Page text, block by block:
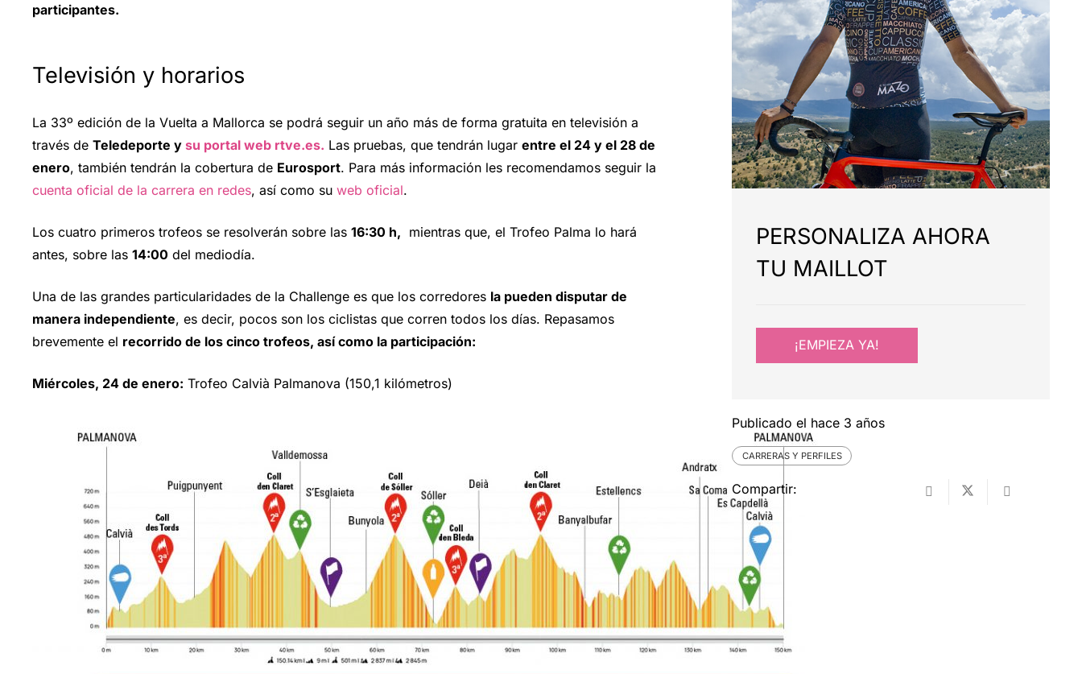
participantes.
Televisión y horarios
La 33º edición de la Vuelta a Mallorca se podrá seguir un año más de forma gratuita en televisión a
través de Teledeporte y su portal web rtve.es. Las pruebas, que tendrán lugar entre el 24 y el 28 de
enero, también tendrán la cobertura de Eurosport. Para más información les recomendamos seguir la
cuenta oficial de la carrera en redes, así como su web oficial.
Los cuatro primeros trofeos se resolverán sobre las 16:30 h, mientras que, el Trofeo Palma lo hará
antes, sobre las 14:00 del mediodía.
Una de las grandes particularidades de la Challenge es que los corredores la pueden disputar de
manera independiente, es decir, pocos son los ciclistas que corren todos los días. Repasamos
brevemente el recorrido de los cinco trofeos, así como la participación:
Miércoles, 24 de enero: Trofeo Calvià Palmanova (150,1 kilómetros)
PERSONALIZA AHORA
TU MAILLOT
¡EMPIEZA YA!
Publicado el hace 3 años
CARRERAS Y PERFILES
Compartir: